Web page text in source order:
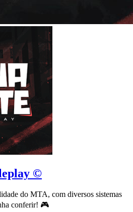
©
do MTA, com diversos sistemas
conferir! 🎮